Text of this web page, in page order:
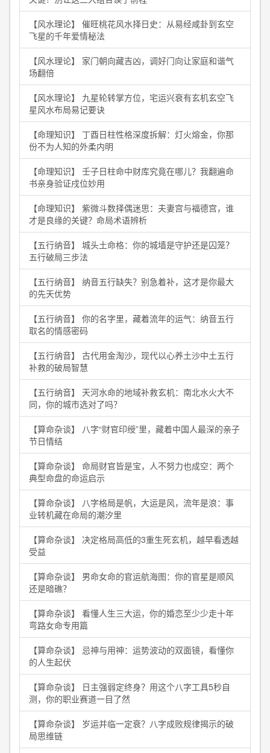
【风水理论】 催旺桃花风水择日史：从易经咸卦到玄空
飞星的千年爱情秘法
【风水理论】 家门朝向藏吉凶，调好门向让家庭和谐气
场翻倍
【风水理论】 九星轮转掌方位，宅运兴衰有玄机玄空飞
星风水布局易记要诀
【命理知识】 丁酉日柱性格深度拆解：灯火熔金，你那
份不为人知的外柔内明
【命理知识】 壬子日柱命中财库究竟在哪儿？我翻遍命
书亲身验证戌位妙用
【命理知识】 紫微斗数择偶迷思：夫妻宫与福德宫，谁
才是良缘的关键？命局术语辨析
【五行纳音】 城头土命格：你的城墙是守护还是囚笼？
五行破局三步法
【五行纳音】 纳音五行缺失？别急着补，这才是你最大
的先天优势
【五行纳音】 你的名字里，藏着流年的运气：纳音五行
取名的情感密码
【五行纳音】 古代用金淘沙，现代以心养土沙中土五行
补救的破局智慧
【五行纳音】 天河水命的地域补救玄机：南北水火大不
同，你的城市选对了吗？
【算命杂谈】 八字“财官印绶”里，藏着中国人最深的亲子
节日情结
【算命杂谈】 命局财官皆是宝，人不努力也成空：两个
典型命盘的命运启示
【算命杂谈】 八字格局是帆，大运是风，流年是浪：事
业转机藏在命局的潮汐里
【算命杂谈】 决定格局高低的3重生死玄机，越早看透越
受益
【算命杂谈】 男命女命的官运航海图：你的官星是顺风
还是暗礁？
【算命杂谈】 看懂人生三大运，你的婚恋至少少走十年
弯路女命专用篇
【算命杂谈】 忌神与用神：运势波动的双面镜，看懂你
的人生起伏
【算命杂谈】 日主强弱定终身？用这个八字工具5秒自
测，你的职业赛道一目了然
【算命杂谈】 岁运并临一定衰？八字成败规律揭示的破
局思维链